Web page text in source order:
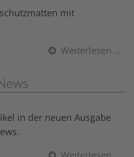
mit
Weiterlesen …
in der neuen Ausgabe